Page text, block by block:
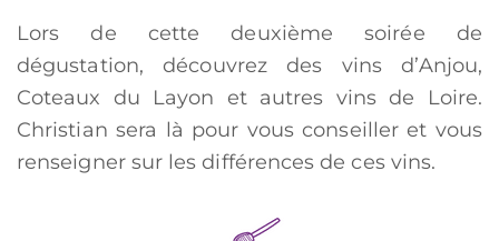
Lors de cette deuxième soirée de
dégustation, découvrez des vins d’Anjou,
Coteaux du Layon et autres vins de Loire.
Christian sera là pour vous conseiller et vous
renseigner sur les différences de ces vins.